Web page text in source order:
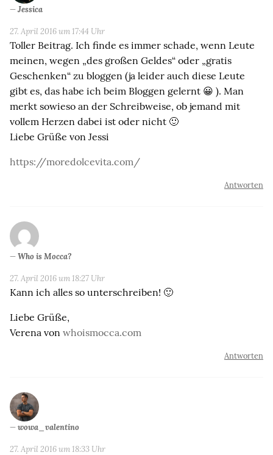
Jessica
27. April 2016 um 17:44 Uhr
Toller Beitrag. Ich finde es immer schade, wenn Leute
meinen, wegen „des großen Geldes“ oder „gratis
Geschenken“ zu bloggen (ja leider auch diese Leute
gibt es, das habe ich beim Bloggen gelernt 😀 ). Man
merkt sowieso an der Schreibweise, ob jemand mit
vollem Herzen dabei ist oder nicht 🙂
Liebe Grüße von Jessi
https://moredolcevita.com/
Antworten
Who is Mocca?
27. April 2016 um 18:27 Uhr
Kann ich alles so unterschreiben! 🙂
Liebe Grüße,
Verena von whoismocca.com
Antworten
wowa_valentino
27. April 2016 um 18:33 Uhr